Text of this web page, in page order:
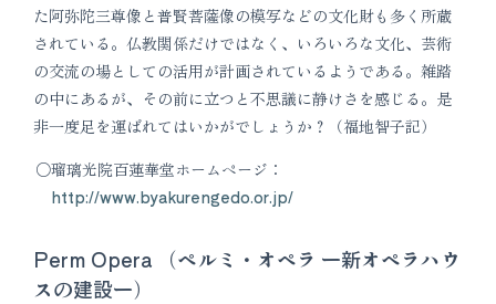
た阿弥陀三尊像と普賢菩薩像の模写などの文化財も多く所蔵
されている。仏教関係だけではなく、いろいろな文化、芸術
の交流の場としての活用が計画されているようである。雑踏
の中にあるが、その前に立つと不思議に静けさを感じる。是
非一度足を運ばれてはいかがでしょうか？（福地智子記）
瑠璃光院百蓮華堂ホームページ：
http://www.byakurengedo.or.jp/
Perm Opera （ペルミ・オペラ ー新オペラハウ
スの建設ー）